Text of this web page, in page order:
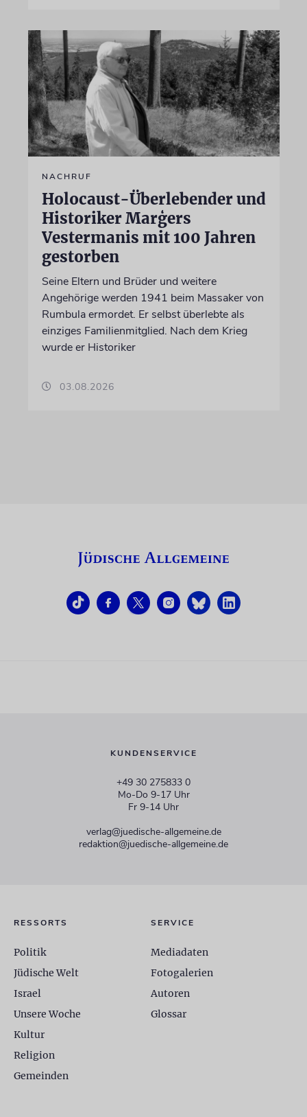
NACHRUF
Holocaust-Überlebender und
Historiker Marģers
Vestermanis mit 100 Jahren
gestorben
Seine Eltern und Brüder und weitere
Angehörige werden 1941 beim Massaker von
Rumbula ermordet. Er selbst überlebte als
einziges Familienmitglied. Nach dem Krieg
wurde er Historiker
03.08.2026
KUNDENSERVICE
+49 30 275833 0
Mo-Do 9-17 Uhr
Fr 9-14 Uhr
verlag@juedische-allgemeine.de
redaktion@juedische-allgemeine.de
RESSORTS
Politik
Jüdische Welt
Israel
Unsere Woche
Kultur
Religion
Gemeinden
SERVICE
Mediadaten
Fotogalerien
Autoren
Glossar